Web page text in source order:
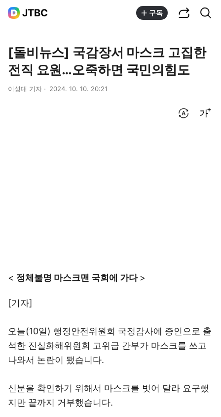
JTBC 구독
[돌비뉴스] 국감장서 마스크 고집한
전직 요원…오죽하면 국민의힘도
이성대 기자 2024. 10. 10. 20:21
< 정체불명 마스크맨 국회에 가다>
[기자]
오늘(10일) 행정안전위원회 국정감사에 증인으로 출
석한 진실화해위원회 고위급 간부가 마스크를 쓰고
나와서 논란이 됐습니다.
신분을 확인하기 위해서 마스크를 벗어 달라 요구했
지만 끝까지 거부했습니다.